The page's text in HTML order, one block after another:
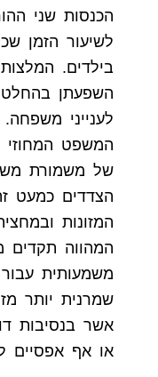
הכנסות שני
לשיעור הזמן
בילדים.
השפעתן
המשפט המחוזי
של משמורת
הצדדים כמעט
המזונות
המהווה
משמעותית
שמרנית יותר
אשר בנסיבות
או אף אפסיים